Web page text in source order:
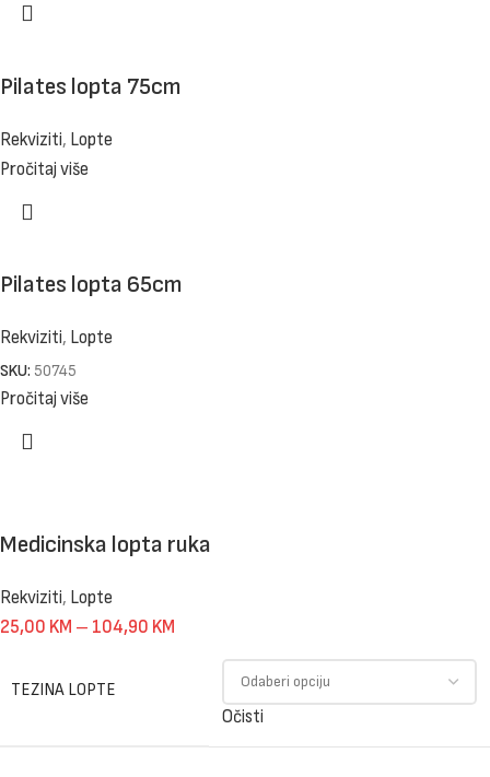
Pilates lopta 75cm
Rekviziti, Lopte
Pročitaj više
Pilates lopta 65cm
Rekviziti, Lopte
SKU: 50745
Pročitaj više
Medicinska lopta ruka
Rekviziti, Lopte
25,00 KM – 104,90 KM
TEZINA LOPTE
Očisti